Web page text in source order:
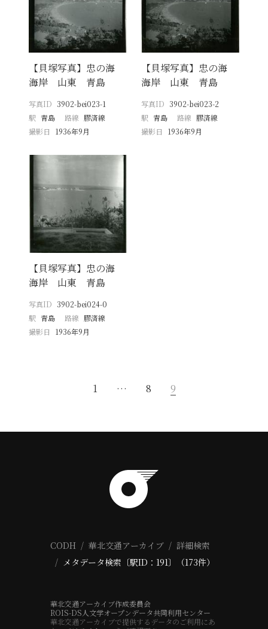
【貝塚写真】忠の海
海岸 山東 青島
写真ID 3902-bei023-1
駅 青島 路線 膠済線
撮影日
1936年9月
【貝塚写真】忠の海
海岸 山東 青島
写真ID 3902-bei023-2
駅 青島 路線 膠済線
撮影日
1936年9月
【貝塚写真】忠の海
海岸 山東 青島
写真ID 3902-bei024-0
駅 青島 路線 膠済線
撮影日
1936年9月
1 … 8 9
CODH 華北交通アーカイブ
詳細検索
メタデータ検索〔駅ID：191〕（173件）
華北交通アーカイブ作成委員会
ROIS-DS人文学オープンデータ共同利用センター
華北交通アーカイブで提供するデータのご利用にあ